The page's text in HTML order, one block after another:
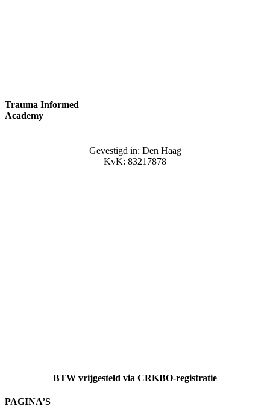
Trauma Informed
Academy
Gevestigd in: Den Haag
KvK: 83217878
BTW vrijgesteld via CRKBO-registratie
PAGINA’S